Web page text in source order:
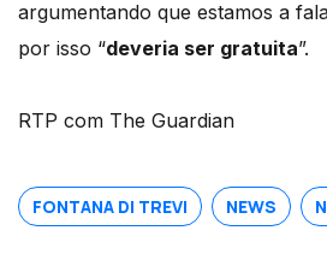
argumentando que estamos a
por isso “deveria ser gratuita”.
RTP com The Guardian
FONTANA DI TREVI NEWS